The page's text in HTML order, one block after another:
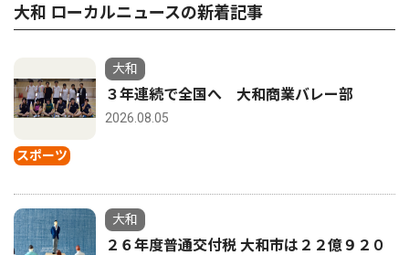
大和 ローカルニュースの新着記事
スポーツ
大和
３年連続で全国へ 大和商業バレー部
2026.08.05
大和
２６年度普通交付税 大和市は２２億９２０